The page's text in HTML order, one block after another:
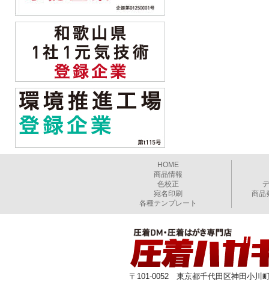
HOME
商品情報
色校正
宛名印刷
各種テンプレート
商品
〒101-0052 東京都千代田区神田小川